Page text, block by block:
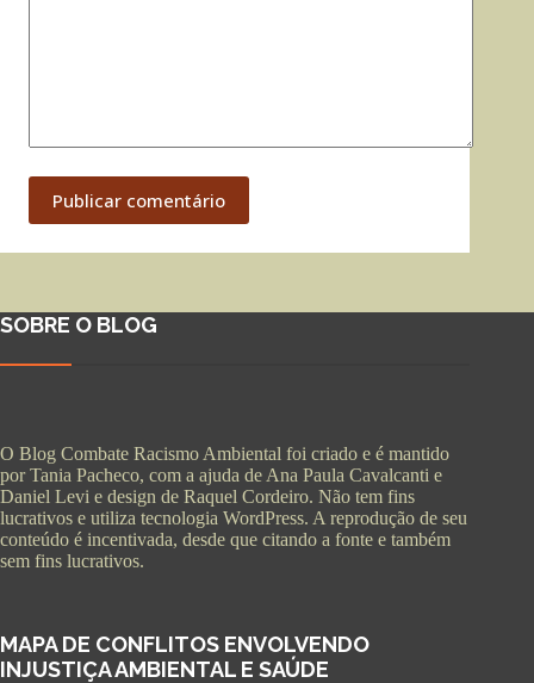
Publicar comentário
SOBRE O BLOG
O Blog Combate Racismo Ambiental foi criado e é mantido
por Tania Pacheco, com a ajuda de Ana Paula Cavalcanti e
Daniel Levi e design de Raquel Cordeiro. Não tem fins
lucrativos e utiliza tecnologia WordPress. A reprodução de seu
conteúdo é incentivada, desde que citando a fonte e também
sem fins lucrativos.
MAPA DE CONFLITOS ENVOLVENDO
INJUSTIÇA AMBIENTAL E SAÚDE